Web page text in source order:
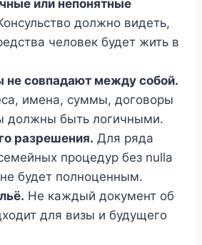
или непонятные
должно видеть,
человек будет жить в
не совпадают между собой.
имена, суммы, договоры
должны быть логичными.
разрешения. Для ряда
процедур без nulla
будет полноценным.
Не каждый документ об
для визы и будущего